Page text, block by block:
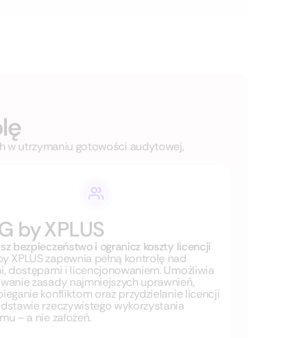
w utrzymaniu gotowości audytowej,
by XPLUS
bezpieczeństwo i ogranicz koszty licencji
XPLUS zapewnia pełną kontrolę nad
dostępami i licencjonowaniem. Umożliwia
zasady najmniejszych uprawnień,
konfliktom oraz przydzielanie licencji
rzeczywistego wykorzystania
– a nie założeń.